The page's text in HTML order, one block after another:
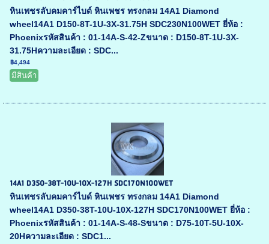
หินเพชรลับคมคาร์ไบด์ หินเพชร ทรงกลม 14A1 Diamond
wheel14A1 D150-8T-1U-3X-31.75H SDC230N100WET ยี่ห้อ :
Phoenixรหัสสินค้า : 01-14A-S-42-Zขนาด : D150-8T-1U-3X-
31.75Hความละเอียด : SDC...
฿4,494
มีสินค้า
14A1 D350-38T-10U-10X-127H SDC170N100WET
หินเพชรลับคมคาร์ไบด์ หินเพชร ทรงกลม 14A1 Diamond
wheel14A1 D350-38T-10U-10X-127H SDC170N100WET ยี่ห้อ :
Phoenixรหัสสินค้า : 01-14A-S-48-Sขนาด : D75-10T-5U-10X-
20Hความละเอียด : SDC1...